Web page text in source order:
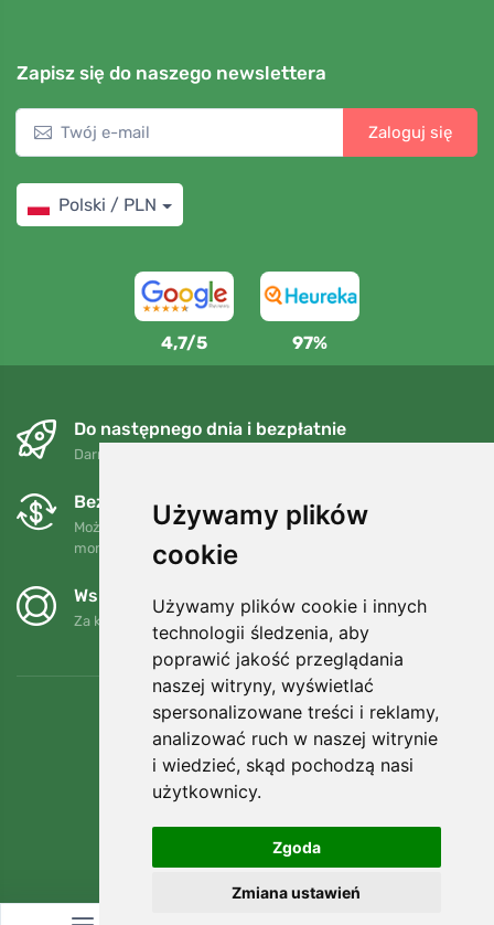
Używamy plików
cookie
Używamy plików cookie i innych
technologii śledzenia, aby
poprawić jakość przeglądania
naszej witryny, wyświetlać
spersonalizowane treści i reklamy,
analizować ruch w naszej witrynie
i wiedzieć, skąd pochodzą nasi
użytkownicy.
Zgoda
Zmiana ustawień
Zapisz się do naszego newslettera
Zaloguj się
Polski / PLN
4,7/5 97%
Do następnego dnia i bezpłatnie
Darmowa wysyłka dla zamówień powyżej 250 PLN
Bezpłatne wymiany i zwroty
Możesz zwrócić lub wymienić swoje zamówienie w dowolnym
momencie w ciągu 90 dni.
Wspieramy Trees.org
Za każde zamówienie sadzimy drzewo! Czytaj więcej